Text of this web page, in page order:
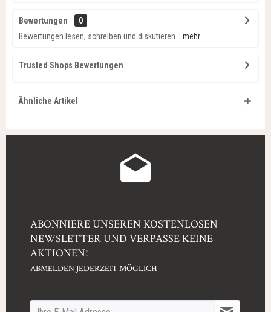
Bewertungen
0
Bewertungen lesen, schreiben und diskutieren...
mehr
Trusted Shops Bewertungen
Ähnliche Artikel
ABONNIERE UNSEREN KOSTENLOSEN
NEWSLETTER UND VERPASSE KEINE
AKTIONEN!
ABMELDEN JEDERZEIT MÖGLICH